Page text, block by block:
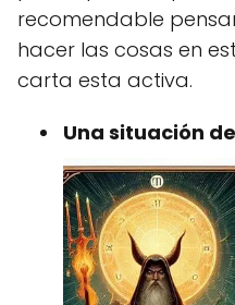
recomendable
hacer las cosas en
carta esta activa.
Una situación